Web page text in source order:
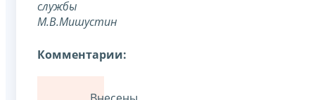
службы
М.В.Мишустин
Комментарии: